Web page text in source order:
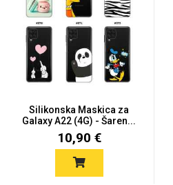
Silikonska Maskica za
Galaxy A22 (4G) - Šaren...
10,90 €